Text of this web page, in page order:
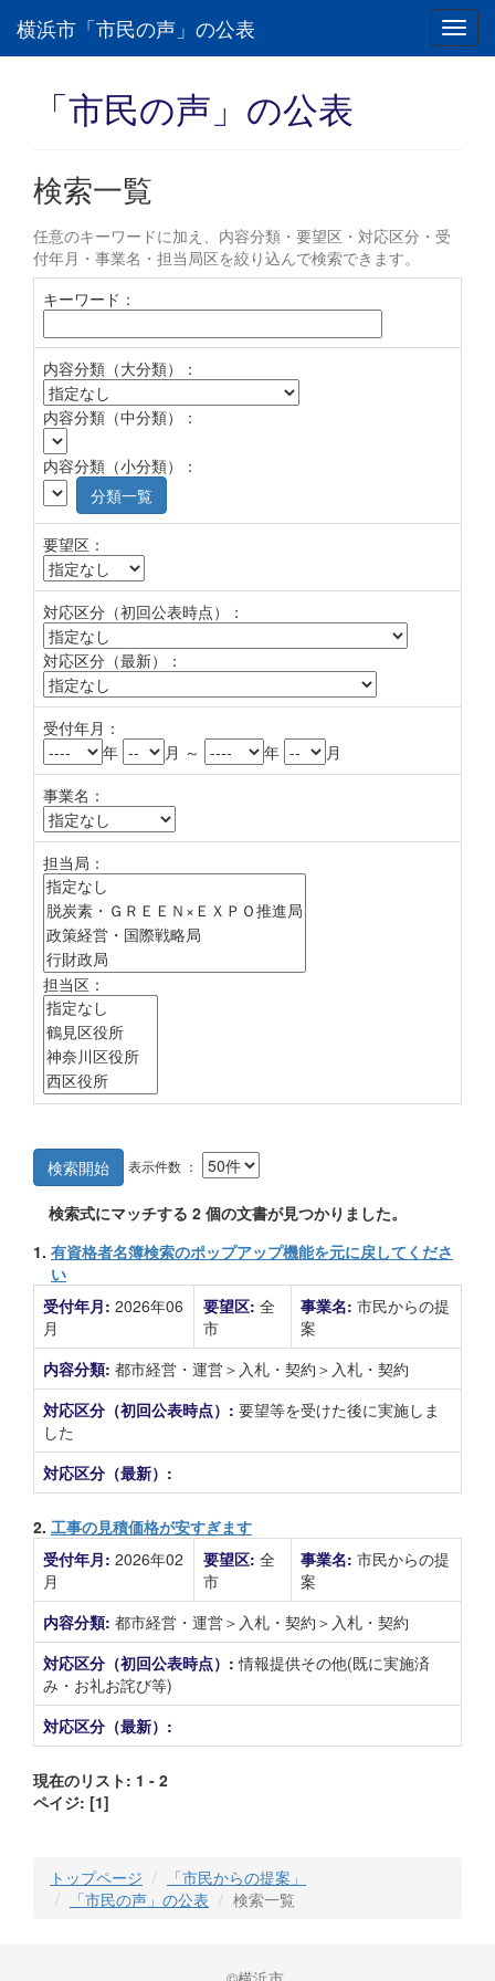
横浜市「市民の声」の公表
「市民の声」の公表
検索一覧
任意のキーワードに加え、内容分類・要望区・対応区分・受
付年月・事業名・担当局区を絞り込んで検索できます。
キーワード：
内容分類（大分類）：
内容分類（中分類）：
内容分類（小分類）：
分類一覧
要望区：
対応区分（初回公表時点）：
対応区分（最新）：
受付年月：
年
月 ～ 年
月
事業名：
担当局：
担当区：
検索開始 表示件数 ：
検索式にマッチする 2 個の文書が見つかりました。
1. 有資格者名簿検索のポップアップ機能を元に戻してくださ
い
受付年月: 2026年06
月
要望区: 全
市
事業名: 市民からの提
案
内容分類: 都市経営・運営＞入札・契約＞入札・契約
対応区分（初回公表時点）: 要望等を受けた後に実施しま
した
対応区分（最新）:
2. 工事の見積価格が安すぎます
受付年月: 2026年02
月
要望区: 全
市
事業名: 市民からの提
案
内容分類: 都市経営・運営＞入札・契約＞入札・契約
対応区分（初回公表時点）:情報提供その他(既に実施済
み・お礼お詫び等)
対応区分（最新）:
現在のリスト: 1 - 2
ペイジ: [1]
トップページ
「市民からの提案」
「市民の声」の公表
検索一覧